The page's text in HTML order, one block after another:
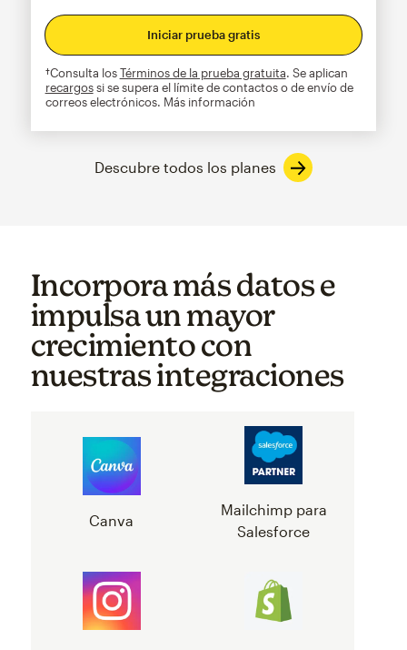
Iniciar prueba gratis
†Consulta losTérminos de la prueba gratuita. Se aplican
recargossi se supera el límite de contactos o de envío de
correos electrónicos. Más información
Descubre todos los planes
Incorpora más datos e
impulsa un mayor
crecimiento con
nuestras integraciones
Canva
Mailchimp para
Salesforce